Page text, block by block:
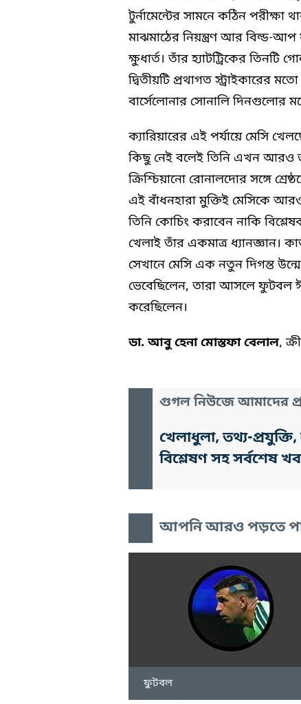
টুর্নামেন্টের সামনে কঠিন পরীক্ষা
মাঝমাঠের নিয়ন্ত্রণ আর বিল্ড-
ক্ষুধার্ত। তাঁর হ্যাটট্রিকের তিনটি
দ্বিতীয়টি প্রথাগত স্ট্রাইকারের
বার্সেলোনার সোনালি দিনগুলোর
ক্যারিয়ারের এই পর্যায়ে মেসি
কিছু নেই বলেই তিনি এখন আরও
ক্রিশ্চিয়ানো রোনালদোর সঙ্গে
এই বাঁধনহারা মুক্তিই মেসিকে
তিনি কোচিং করাবেন নাকি
খেলাই তাঁর একমাত্র ধ্যানজ্ঞান।
সেখানে মেসি এক নতুন দিগন্ত
ভেবেছিলেন, তারা আসলে ফুটবল
করেছিলেন।
ডা. আবু হেনা মোস্তফা বেলাল,
গুগল নিউজে আমাদের
খেলাধুলা, তথ্য-
বিশ্লেষণ সহ সর্বশেষ
আপনি আরও পড়তে
ফুটবল